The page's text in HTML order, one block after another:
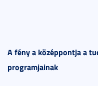
A fény a középpontja a
programjainak